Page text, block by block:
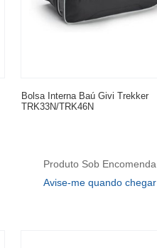
Bolsa Interna Baú Givi Trekker
TRK33N/TRK46N
Produto Sob Encomenda
Avise-me quando chegar